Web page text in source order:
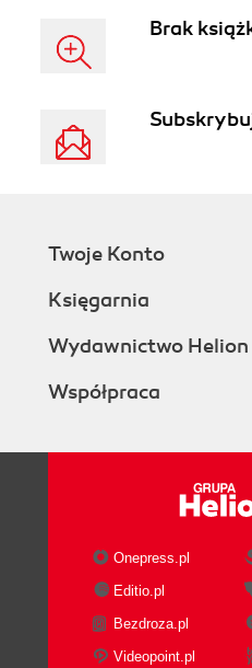
Brak
Twoje Konto
Księgarnia
Wydawnictwo Helion
Współpraca
Onepress.pl
Editio.pl
Bezdroza.pl
Videopoint.pl